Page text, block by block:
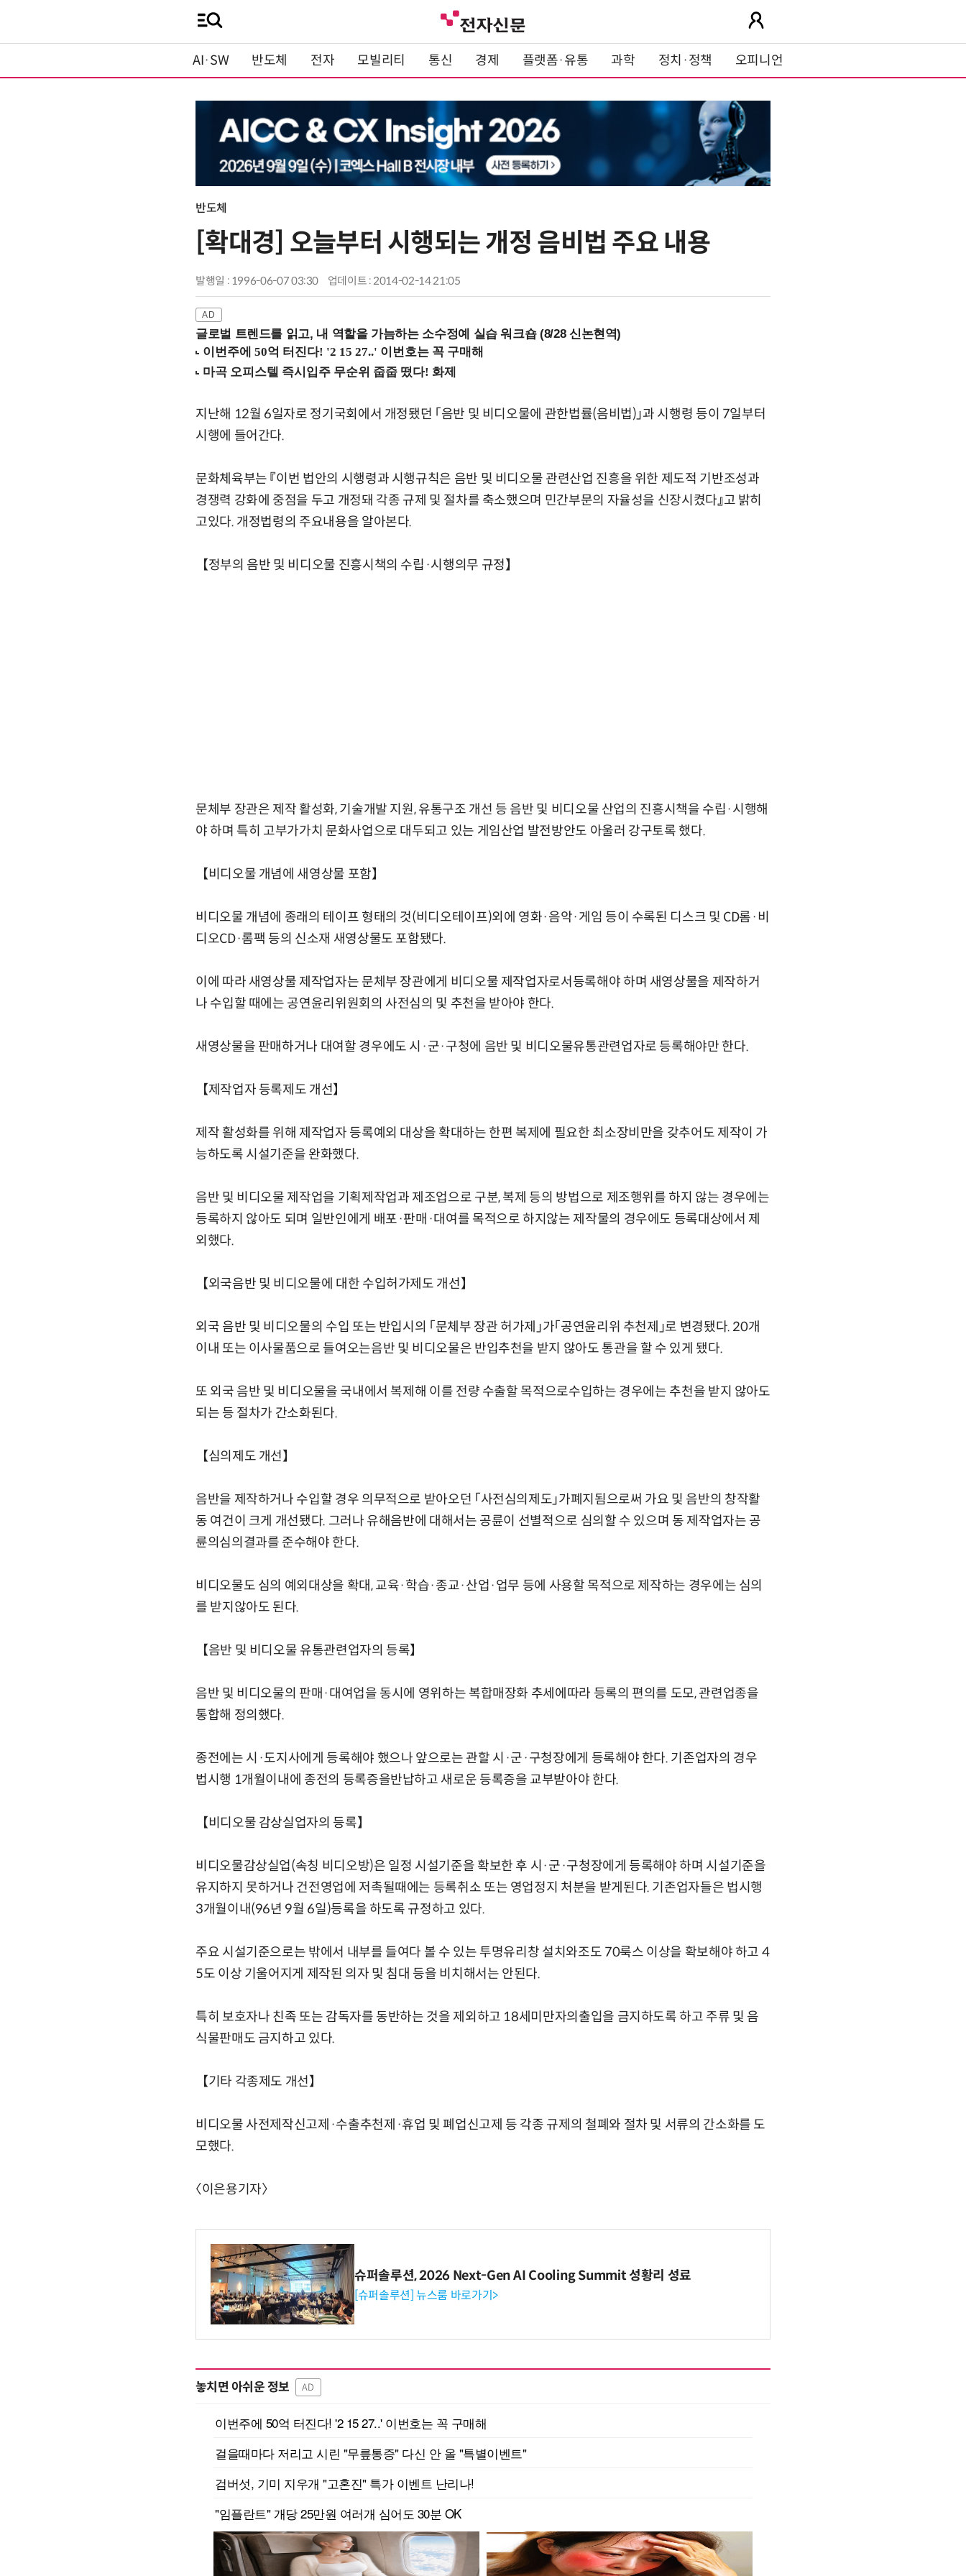
AI·SW 반도체 전자 모빌리티 통신 경제 플랫폼·유통 과학 정치·정책 오피니언
반도체
[확대경] 오늘부터 시행되는 개정 음비법 주요 내용
발행일 : 1996-06-07 03:30 업데이트 : 2014-02-14 21:05
글로벌 트렌드를 읽고, 내 역할을 가늠하는 소수정예 실습 워크숍 (8/28 신논현역)
지난해 12월 6일자로 정기국회에서 개정됐던 「음반 및 비디오물에 관한법률(음비법)」과 시행령 등이 7일부터
시행에 들어간다.
문화체육부는 『이번 법안의 시행령과 시행규칙은 음반 및 비디오물 관련산업 진흥을 위한 제도적 기반조성과
경쟁력 강화에 중점을 두고 개정돼 각종 규제 및 절차를 축소했으며 민간부문의 자율성을 신장시켰다』고 밝히
고있다. 개정법령의 주요내용을 알아본다.
【정부의 음반 및 비디오물 진흥시책의 수립·시행의무 규정】
문체부 장관은 제작 활성화, 기술개발 지원, 유통구조 개선 등 음반 및 비디오물 산업의 진흥시책을 수립·시행해
야 하며 특히 고부가가치 문화사업으로 대두되고 있는 게임산업 발전방안도 아울러 강구토록 했다.
【비디오물 개념에 새영상물 포함】
비디오물 개념에 종래의 테이프 형태의 것(비디오테이프)외에 영화·음악·게임 등이 수록된 디스크 및 CD롬·비
디오CD·롬팩 등의 신소재 새영상물도 포함됐다.
이에 따라 새영상물 제작업자는 문체부 장관에게 비디오물 제작업자로서등록해야 하며 새영상물을 제작하거
나 수입할 때에는 공연윤리위원회의 사전심의 및 추천을 받아야 한다.
새영상물을 판매하거나 대여할 경우에도 시·군·구청에 음반 및 비디오물유통관련업자로 등록해야만 한다.
【제작업자 등록제도 개선】
제작 활성화를 위해 제작업자 등록예외 대상을 확대하는 한편 복제에 필요한 최소장비만을 갖추어도 제작이 가
능하도록 시설기준을 완화했다.
음반 및 비디오물 제작업을 기획제작업과 제조업으로 구분, 복제 등의 방법으로 제조행위를 하지 않는 경우에는
등록하지 않아도 되며 일반인에게 배포·판매·대여를 목적으로 하지않는 제작물의 경우에도 등록대상에서 제
외했다.
【외국음반 및 비디오물에 대한 수입허가제도 개선】
외국 음반 및 비디오물의 수입 또는 반입시의 「문체부 장관 허가제」가「공연윤리위 추천제」로 변경됐다. 20개
이내 또는 이사물품으로 들여오는음반 및 비디오물은 반입추천을 받지 않아도 통관을 할 수 있게 됐다.
또 외국 음반 및 비디오물을 국내에서 복제해 이를 전량 수출할 목적으로수입하는 경우에는 추천을 받지 않아도
되는 등 절차가 간소화된다.
【심의제도 개선】
음반을 제작하거나 수입할 경우 의무적으로 받아오던 「사전심의제도」가폐지됨으로써 가요 및 음반의 창작활
동 여건이 크게 개선됐다. 그러나 유해음반에 대해서는 공륜이 선별적으로 심의할 수 있으며 동 제작업자는 공
륜의심의결과를 준수해야 한다.
비디오물도 심의 예외대상을 확대, 교육·학습·종교·산업·업무 등에 사용할 목적으로 제작하는 경우에는 심의
를 받지않아도 된다.
【음반 및 비디오물 유통관련업자의 등록】
음반 및 비디오물의 판매·대여업을 동시에 영위하는 복합매장화 추세에따라 등록의 편의를 도모, 관련업종을
통합해 정의했다.
종전에는 시·도지사에게 등록해야 했으나 앞으로는 관할 시·군·구청장에게 등록해야 한다. 기존업자의 경우
법시행 1개월이내에 종전의 등록증을반납하고 새로운 등록증을 교부받아야 한다.
【비디오물 감상실업자의 등록】
비디오물감상실업(속칭 비디오방)은 일정 시설기준을 확보한 후 시·군·구청장에게 등록해야 하며 시설기준을
유지하지 못하거나 건전영업에 저촉될때에는 등록취소 또는 영업정지 처분을 받게된다. 기존업자들은 법시행
3개월이내(96년 9월 6일)등록을 하도록 규정하고 있다.
주요 시설기준으로는 밖에서 내부를 들여다 볼 수 있는 투명유리창 설치와조도 70룩스 이상을 확보해야 하고 4
5도 이상 기울어지게 제작된 의자 및 침대 등을 비치해서는 안된다.
특히 보호자나 친족 또는 감독자를 동반하는 것을 제외하고 18세미만자의출입을 금지하도록 하고 주류 및 음
식물판매도 금지하고 있다.
【기타 각종제도 개선】
비디오물 사전제작신고제·수출추천제·휴업 및 폐업신고제 등 각종 규제의 철폐와 절차 및 서류의 간소화를 도
모했다.
〈이은용기자〉
슈퍼솔루션, 2026 Next-Gen AI Cooling Summit 성황리 성료
[슈퍼솔루션] 뉴스룸 바로가기>
놓치면 아쉬운 정보 AD